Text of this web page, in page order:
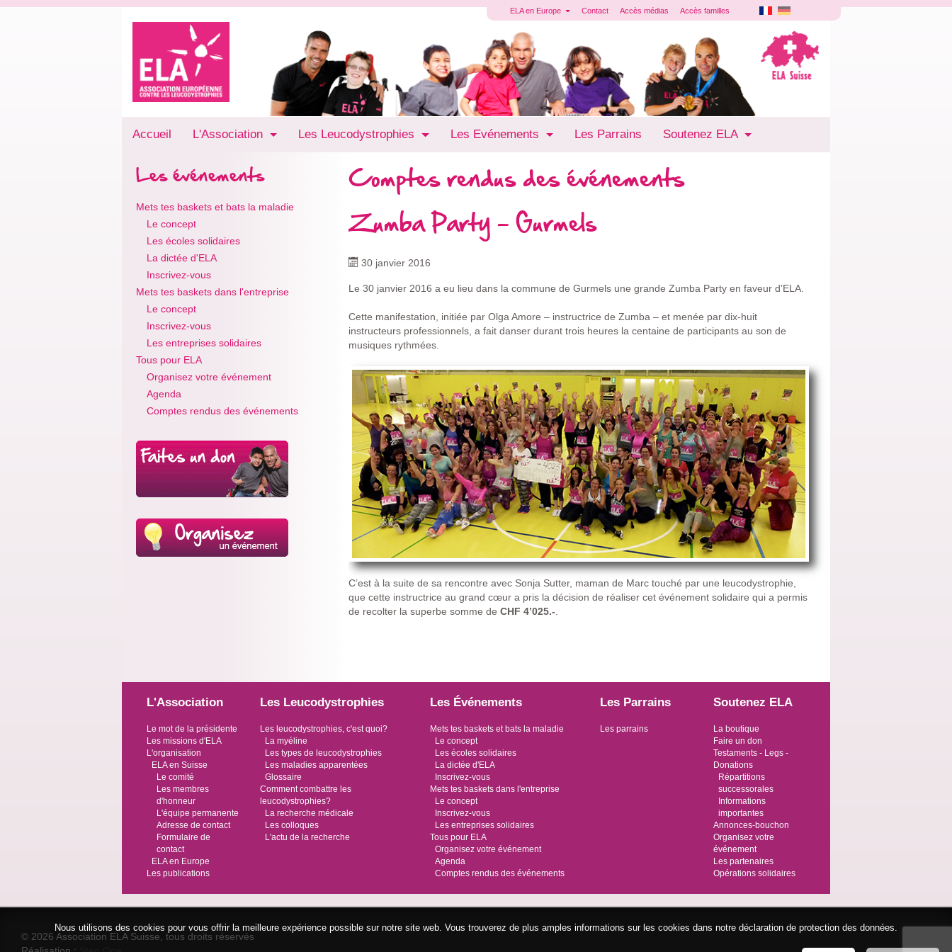
ELA en Europe Contact Accès médias Accès familles
Accueil L'Association Les Leucodystrophies Les Evénements Les Parrains Soutenez ELA
Les événements
Mets tes baskets et bats la maladie
Le concept
Les écoles solidaires
La dictée d'ELA
Inscrivez-vous
Mets tes baskets dans l'entreprise
Le concept
Inscrivez-vous
Les entreprises solidaires
Tous pour ELA
Organisez votre événement
Agenda
Comptes rendus des événements
Comptes rendus des événements
Zumba Party - Gurmels
30 janvier 2016
Le 30 janvier 2016 a eu lieu dans la commune de Gurmels une grande Zumba Party en faveur d’ELA.
Cette manifestation, initiée par Olga Amore – instructrice de Zumba – et menée par dix-huit
instructeurs professionnels, a fait danser durant trois heures la centaine de participants au son de
musiques rythmées.
C’est à la suite de sa rencontre avec Sonja Sutter, maman de Marc touché par une leucodystrophie,
que cette instructrice au grand cœur a pris la décision de réaliser cet événement solidaire qui a permis
de recolter la superbe somme de CHF 4’025.-.
L'Association
Le mot de la présidente
Les missions d'ELA
L'organisation
ELA en Suisse
Le comité
Les membres
d'honneur
L'équipe permanente
Adresse de contact
Formulaire de
contact
ELA en Europe
Les publications
Les Leucodystrophies
Les leucodystrophies, c'est quoi?
La myéline
Les types de leucodystrophies
Les maladies apparentées
Glossaire
Comment combattre les
leucodystrophies?
La recherche médicale
Les colloques
L'actu de la recherche
Les Événements
Mets tes baskets et bats la maladie
Le concept
Les écoles solidaires
La dictée d'ELA
Inscrivez-vous
Mets tes baskets dans l'entreprise
Le concept
Inscrivez-vous
Les entreprises solidaires
Tous pour ELA
Organisez votre événement
Agenda
Comptes rendus des événements
Les Parrains
Les parrains
Soutenez ELA
La boutique
Faire un don
Testaments - Legs -
Donations
Répartitions
successorales
Informations
importantes
Annonces-bouchon
Organisez votre
événement
Les partenaires
Opérations solidaires
© 2026 Association ELA Suisse, tous droits réservés
Nous utilisons des cookies pour vous offrir la meilleure expérience possible sur notre site web. Vous trouverez de plus amples informations sur les cookies dans notre déclaration de protection des données.